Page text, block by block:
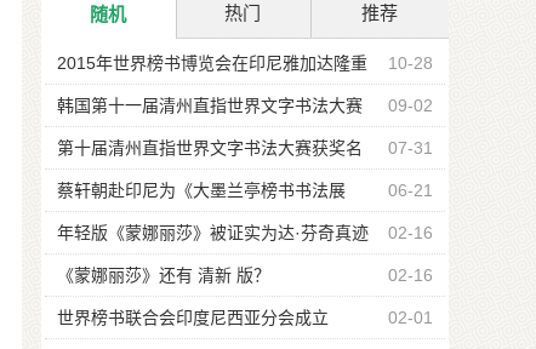
随机 热门 推荐
10-28
2015年世界榜书博览会在印尼雅加达隆重
开幕 09-02
韩国第十一届清州直指世界文字书法大赛
获奖名单 07-31
第十届清州直指世界文字书法大赛获奖名
单 06-21
蔡轩朝赴印尼为《大墨兰亭榜书书法展
演》开笔 02-16
年轻版《蒙娜丽莎》被证实为达·芬奇真迹
02-16
《蒙娜丽莎》还有 清新 版？
02-01
世界榜书联合会印度尼西亚分会成立